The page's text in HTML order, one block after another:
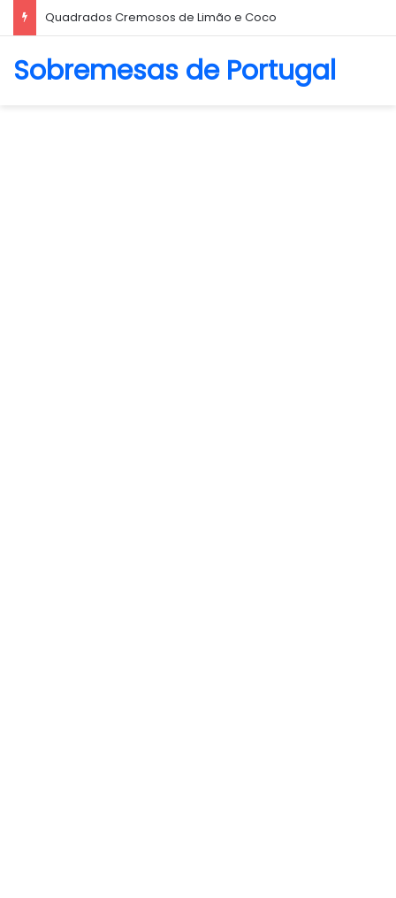
Biscoito Amanteigado
Sobremesas de Portugal